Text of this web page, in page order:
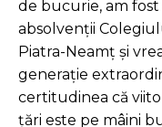
de bucurie, am
absolvenții
Piatra-Neamț și
generație
certitudinea că
țări este pe mâini